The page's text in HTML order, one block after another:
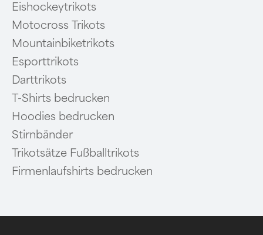
Eishockeytrikots
Motocross Trikots
Mountainbiketrikots
Esporttrikots
Darttrikots
T-Shirts bedrucken
Hoodies bedrucken
Stirnbänder
Trikotsätze Fußballtrikots
Firmenlaufshirts bedrucken